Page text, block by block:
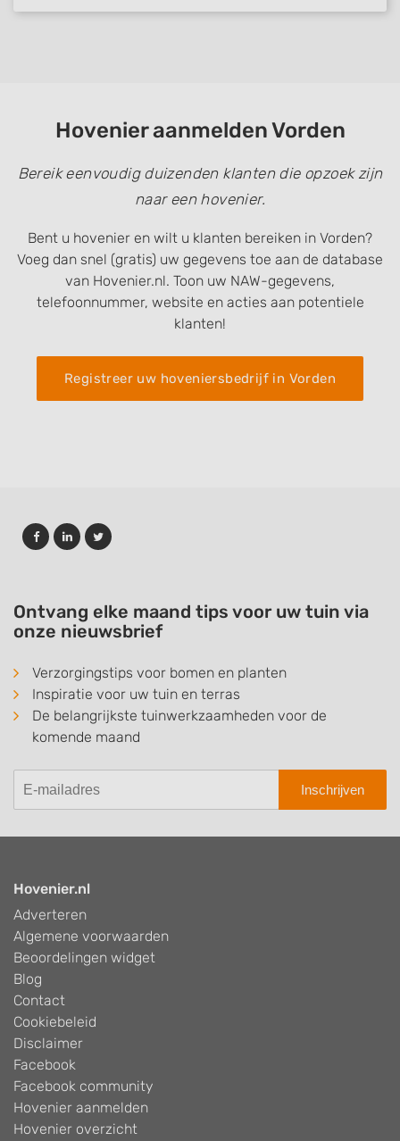
Hovenier aanmelden Vorden
Bereik eenvoudig duizenden klanten die opzoek zijn
naar een hovenier.
Bent u hovenier en wilt u klanten bereiken in Vorden?
Voeg dan snel (gratis) uw gegevens toe aan de database
van Hovenier.nl. Toon uw NAW-gegevens,
telefoonnummer, website en acties aan potentiele
klanten!
Registreer uw hoveniersbedrijf in Vorden
Ontvang elke maand tips voor uw tuin via
onze nieuwsbrief
Verzorgingstips voor bomen en planten
Inspiratie voor uw tuin en terras
De belangrijkste tuinwerkzaamheden voor de
komende maand
Inschrijven
Hovenier.nl
Adverteren
Algemene voorwaarden
Beoordelingen widget
Blog
Contact
Cookiebeleid
Disclaimer
Facebook
Facebook community
Hovenier aanmelden
Hovenier overzicht